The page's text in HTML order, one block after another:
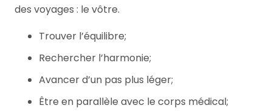
des voyages : le vôtre.
Trouver l’équilibre;
Rechercher l’harmonie;
Avancer d’un pas plus léger;
Être en parallèle avec le corps médical;